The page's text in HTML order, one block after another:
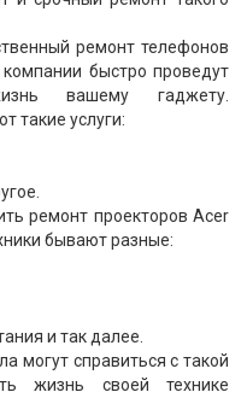
ремонт телефонов
быстро проведут
вашему гаджету.
такие услуги:
ремонт проекторов Acer
бывают разные:
и так далее.
могут справиться с такой
жизнь своей технике